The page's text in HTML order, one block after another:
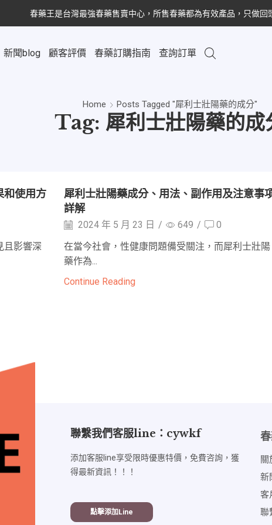
春藥王是台灣最強春藥售賣中心，所售春藥都為有效產品，只做回
新聞blog 顧客評價 春藥訂購指南 查詢訂單
Home Posts Tagged "犀利士壯陽藥的成分"
Tag: 犀利士壯陽藥的成
和使用方
且影響深
犀利士壯陽藥成分、用法、副作用及注意事
詳解
2024 年 5 月 23 日 / 649 /
0
在當今社會，性健康問題備受關注，而犀利士壯陽
藥作為...
Continue Reading
聯繫我們客服line：cywkf
添加客服line享受限時優惠特價，免費咨詢，獲
得最新資訊！！！
點擊添加line
關
新
客
聯